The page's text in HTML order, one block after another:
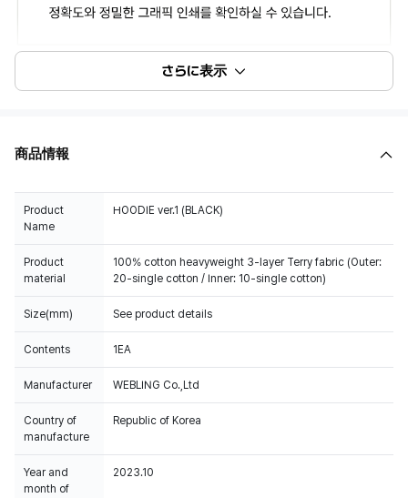
さらに表示
商品情報
Product
Name
HOODIE ver.1 (BLACK)
Product
material
100% cotton heavyweight 3-layer Terry fabric (Outer:
20-single cotton / Inner: 10-single cotton)
Size(mm) See product details
Contents 1EA
Manufacturer WEBLING Co.,Ltd
Country of
manufacture
Republic of Korea
Year and
month of
2023.10